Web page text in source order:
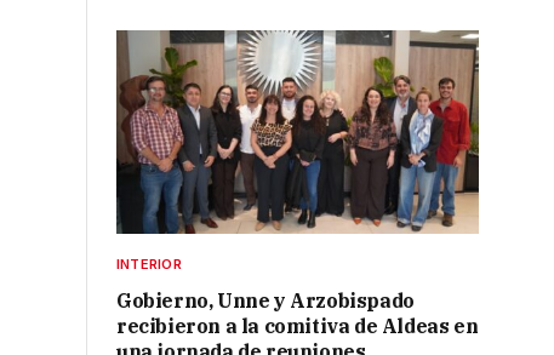
INTERIOR
Gobierno, Unne y Arzobispado
recibieron a la comitiva de Aldeas en